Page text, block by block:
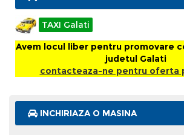
TAXI Galati
Avem locul liber pentru promovare
judetul Galati
contacteaza-ne pentru oferta
INCHIRIAZA O MASINA